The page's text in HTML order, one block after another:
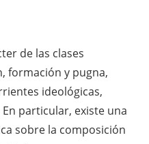
de las clases
formación y pugna,
ideológicas,
particular, existe una
sobre la composición